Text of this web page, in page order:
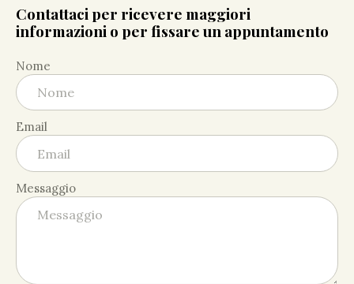
Contattaci per ricevere maggiori
informazioni o per fissare un appuntamento
Nome
Email
Messaggio